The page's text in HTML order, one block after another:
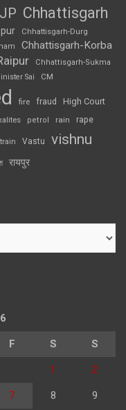
Chhattisgarh
Chhattisgarh-Durg
Chhattisgarh-Korba
Chhattisgarh-Sukma
Sai CM
fire fraud High Court
petrol rain rape
train Vastu vishnu
रायपुर
F S S
1 2
7 8 9